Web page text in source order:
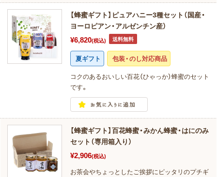
【蜂蜜ギフト】ピュアハニー3種セット（国産・
ヨーロピアン・アルゼンチン産）
¥6,820(税込) 送料無料
夏ギフト
包装・のし対応商品
コクのあるおいしい百花（ひゃっか）蜂蜜のセット
です。
【蜂蜜ギフト】百花蜂蜜・みかん蜂蜜・はにのみ
セット（専用箱入り）
¥2,906(税込)
お茶会やちょっとしたご挨拶にピッタリのプチギ